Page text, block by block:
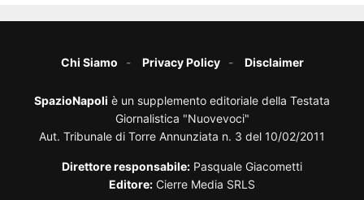
Chi Siamo Privacy Policy Disclaimer
SpazioNapoli è un supplemento editoriale della Testata
Giornalistica "Nuovevoci"
Aut. Tribunale di Torre Annunziata n. 3 del 10/02/2011
Direttore responsabile: Pasquale Giacometti
Editore: Cierre Media SRLS